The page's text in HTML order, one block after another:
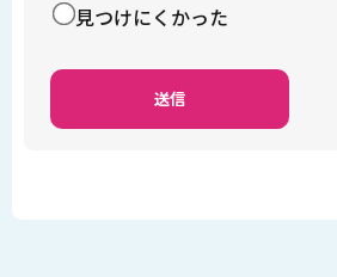
見つけにくかった